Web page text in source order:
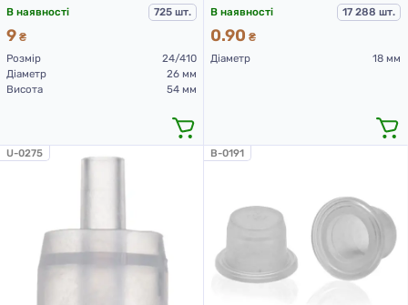
В наявності 725 шт.
9 ₴
Розмір
24/410
Діаметр
26 мм
Висота
54 мм
В наявності 17 288 шт.
0.90 ₴
Діаметр
18 мм
U-0275 B-0191